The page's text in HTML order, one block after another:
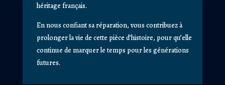
héritage français.
En nous confiant sa réparation, vous contribuez à
prolonger la vie de cette pièce d’histoire, pour qu’elle
continue de marquer le temps pour les générations
futures.